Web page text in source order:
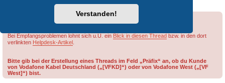
Verstanden!
Bei Empfangsproblemen lohnt sich u.U. ein Blick in diesen Thread bzw. in den dort
verlinkten Helpdesk-Artikel
Bitte gib bei der Erstellung eines Threads im Feld „Präfix“ an, ob du Kunde
von Vodafone Kabel Deutschland („[VFKD]“) oder von Vodafone West („[VF
West]“) bist.